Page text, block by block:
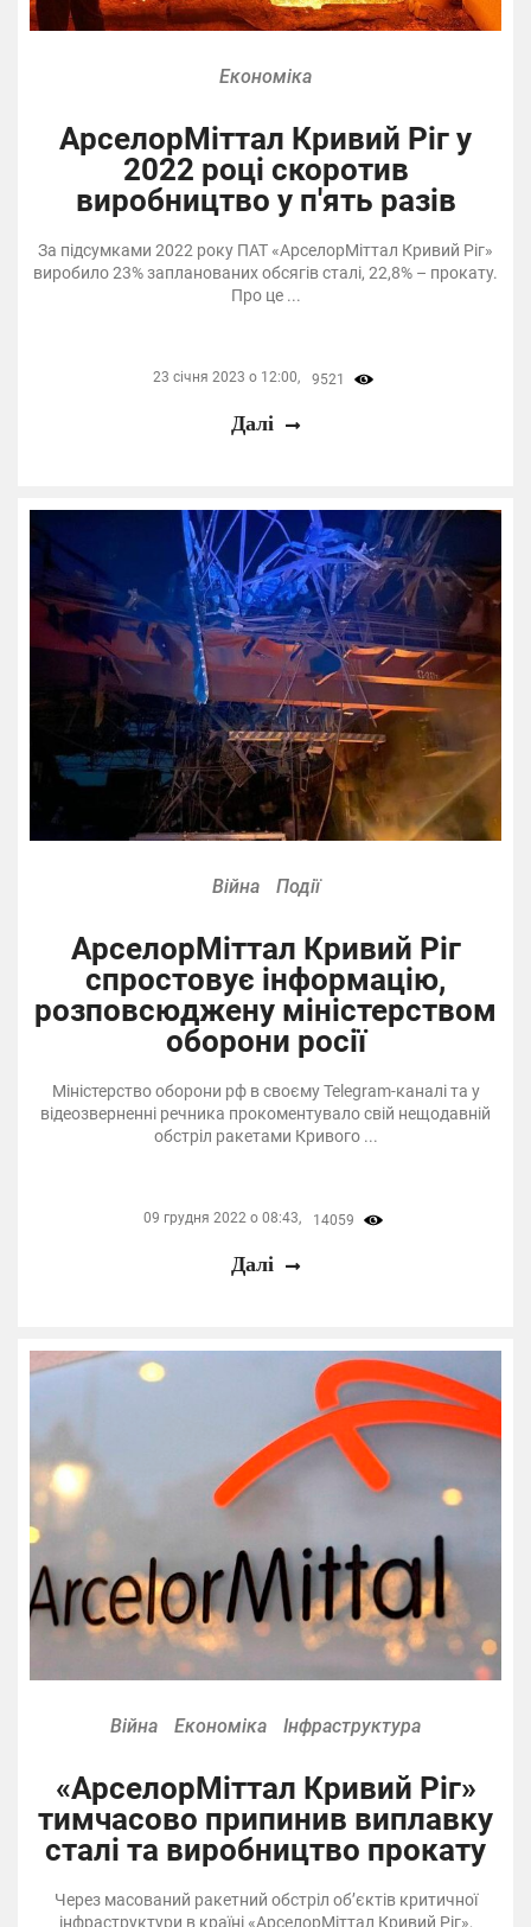
Економіка
АрселорМіттал Кривий Ріг у
2022 році скоротив
виробництво у п'ять разів
За підсумками 2022 року ПАТ «АрселорМіттал Кривий Ріг»
виробило 23% запланованих обсягів сталі, 22,8% – прокату.
Про це ...
23 січня 2023 о 12:00, 9521
Далі
Війна Події
АрселорМіттал Кривий Ріг
спростовує інформацію,
розповсюджену міністерством
оборони росії
Міністерство оборони рф в своєму Telegram-каналі та у
відеозверненні речника прокоментувало свій нещодавній
обстріл ракетами Кривого ...
09 грудня 2022 о 08:43, 14059
Далі
Війна Економіка Інфраструктура
«АрселорМіттал Кривий Ріг»
тимчасово припинив виплавку
сталі та виробництво прокату
Через масований ракетний обстріл об’єктів критичної
інфраструктури в країні «АрселорМіттал Кривий Ріг»,